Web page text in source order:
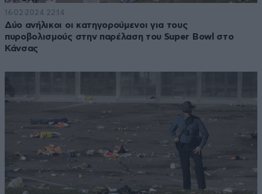
16·02·2024 22:14
Δύο ανήλικοι οι κατηγορούμενοι για τους
πυροβολισμούς στην παρέλαση του Super Bowl στο
Κάνσας